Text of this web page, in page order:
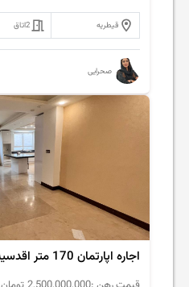
قیطریه 2اتاق
صحرایی
اجاره اپارتمان 170 متر اقدسیه فول مشاعات